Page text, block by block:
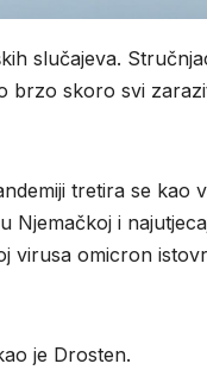
slučajeva.
brzo skoro svi
tretira se kao
Njemačkoj i
virusa omicron
je Drosten.